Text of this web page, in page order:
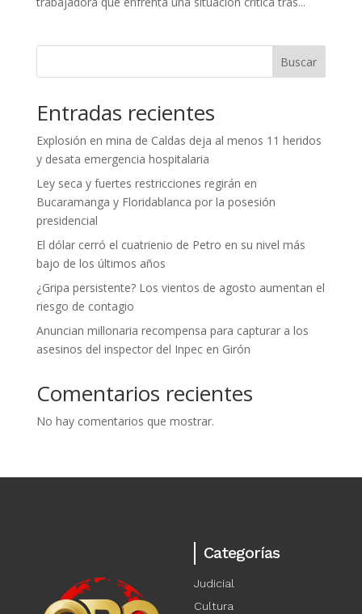
Buscar
Entradas recientes
Explosión en mina de Caldas deja al menos 11 heridos
y desata emergencia hospitalaria
Ley seca y fuertes restricciones regirán en
Bucaramanga y Floridablanca por la posesión
presidencial
El dólar cerró el cuatrienio de Petro en su nivel más
bajo de los últimos años
¿Gripa persistente? Los vientos de agosto aumentan el
riesgo de contagio
Anuncian millonaria recompensa para capturar a los
asesinos del inspector del Inpec en Girón
Comentarios recientes
No hay comentarios que mostrar.
Categorías
Judicial
Cultura